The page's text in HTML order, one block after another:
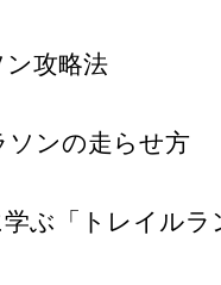
攻略法
ソンの走らせ方
ぶ「トレイルラ